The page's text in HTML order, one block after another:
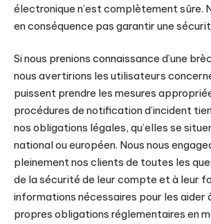
électronique n’est complètement sûre.
en conséquence pas garantir une
Si nous prenions connaissance d’une
nous avertirions les utilisateurs
puissent prendre les mesures
procédures de notification d’incident
nos obligations légales, qu’elles se
national ou européen. Nous nous
pleinement nos clients de toutes les
de la sécurité de leur compte et à leur
informations nécessaires pour les aider
propres obligations réglementaires en